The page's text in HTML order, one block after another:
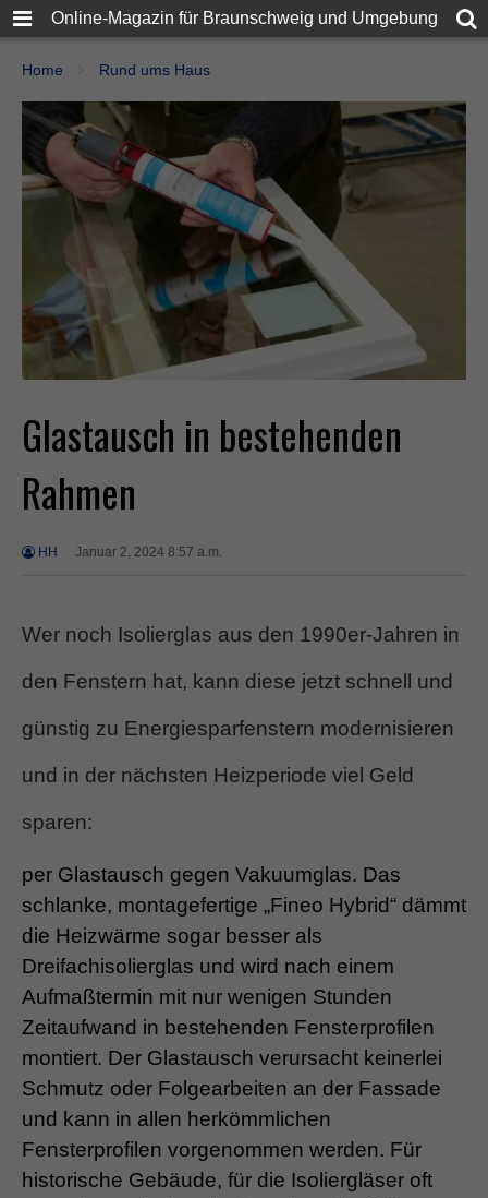
Online-Magazin für Braunschweig und Umgebung
Home Rund ums Haus
Glastausch in bestehenden
Rahmen
HH Januar 2, 2024 8:57 a.m.
Wer noch Isolierglas aus den 1990er-Jahren in
den Fenstern hat, kann diese jetzt schnell und
günstig zu Energiesparfenstern modernisieren
und in der nächsten Heizperiode viel Geld
sparen:
per Glastausch gegen Vakuumglas. Das
schlanke, montagefertige „Fineo Hybrid“ dämmt
die Heizwärme sogar besser als
Dreifachisolierglas und wird nach einem
Aufmaßtermin mit nur wenigen Stunden
Zeitaufwand in bestehenden Fensterprofilen
montiert. Der Glastausch verursacht keinerlei
Schmutz oder Folgearbeiten an der Fassade
und kann in allen herkömmlichen
Fensterprofilen vorgenommen werden. Für
historische Gebäude, für die Isoliergläser oft